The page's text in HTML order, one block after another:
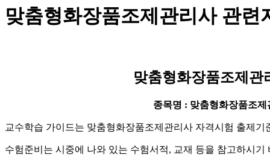
맞춤형화장품조제관리사 관련
맞춤형화장품조제관
종목명 : 맞춤형화장품조제
교수학습 가이드는 맞춤형화장품조제관리사 자격시험 출제
수험준비는 시중에 나와 있는 수험서적, 교재 등을 참고하시기